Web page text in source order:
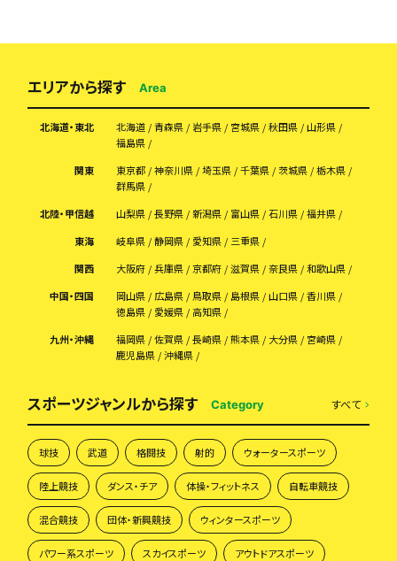
エリアから探す Area
北海道・東北 北海道 青森県 岩手県 宮城県 秋田県
山形県
福島県
関東
東京都 神奈川県 埼玉県 千葉県 茨城県
栃木県
群馬県
北陸・甲信越
山梨県 長野県 新潟県 富山県 石川県
福井県
東海
岐阜県 静岡県 愛知県
三重県
関西
大阪府 兵庫県 京都府 滋賀県 奈良県
和歌山県
中国・四国
岡山県 広島県 鳥取県 島根県 山口県
香川県
徳島県
愛媛県
高知県
九州・沖縄
福岡県 佐賀県 長崎県 熊本県 大分県
宮崎県
鹿児島県
沖縄県
スポーツジャンルから探す Category すべて
球技 武道 格闘技 射的 ウォータースポーツ
陸上競技 ダンス・チア 体操・フィットネス 自転車競技
混合競技 団体・新興競技 ウィンタースポーツ
パワー系スポーツ スカイスポーツ アウトドアスポーツ